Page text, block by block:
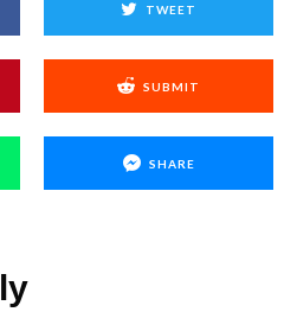
TWEET
SUBMIT
SHARE